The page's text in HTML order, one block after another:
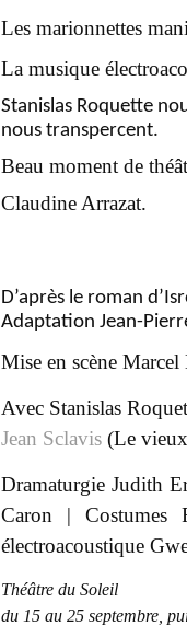
Les marionnettes
La musique
Stanislas Roquette
nous transpercent.
Beau moment de
Claudine Arrazat.
D’après le roman
Adaptation Jean-
Mise en scène
Avec Stanislas
Jean Sclavis (Le
Dramaturgie Judith
Caron | Costumes
électroacoustique
Théâtre du Soleil
du 15 au 25 septembre,